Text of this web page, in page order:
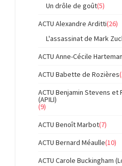
Un drôle de goût(5)
ACTU Alexandre Arditti(26)
L'assassinat de Mark
ACTU Anne-Cécile
ACTU Babette de Rozières
ACTU Benjamin Stevens et
(APILI)
(9)
ACTU Benoît Marbot(7)
ACTU Bernard Méaulle(10)
ACTU Carole Buckingham